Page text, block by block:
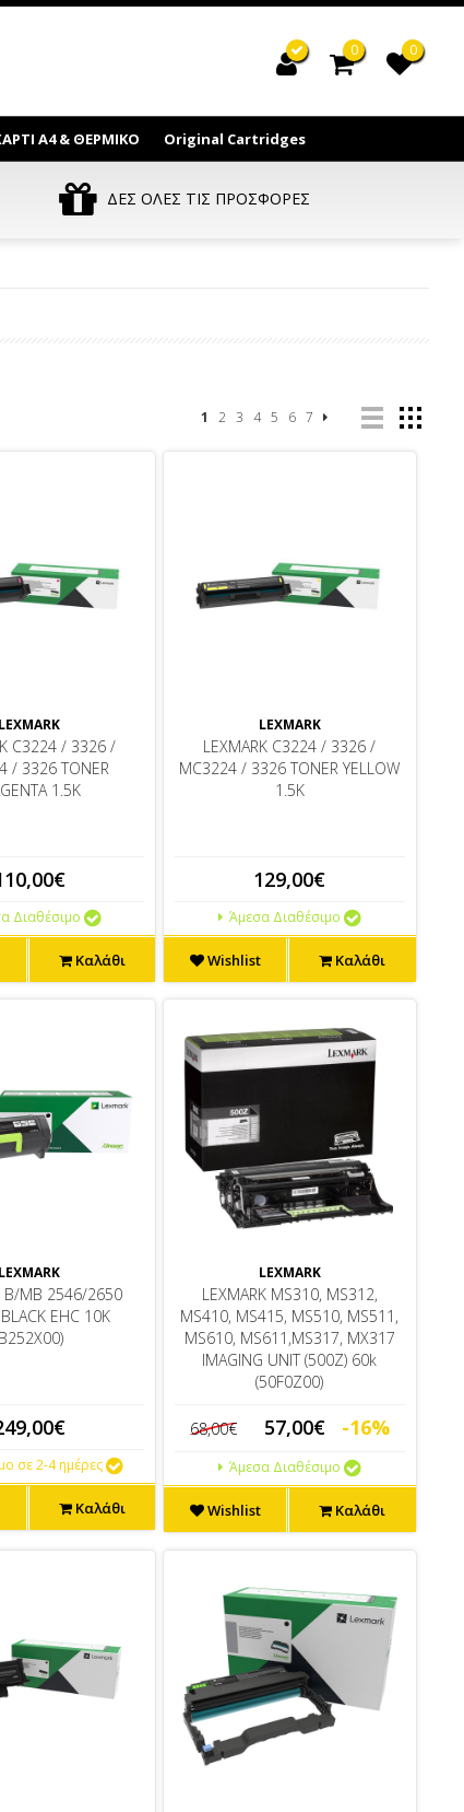
0 0
Α4 & ΘΕΡΜΙΚΟ Original Cartridges
ΔΕΣ ΟΛΕΣ ΤΙΣ ΠΡΟΣΦΟΡΕΣ
1 2 3 4 5 6 7
LEXMARK
C3224 / 3326 /
/ 3326 TONER
1.5K
Διαθέσιμο
Καλάθι
LEXMARK
LEXMARK C3224 / 3326 /
MC3224 / 3326 TONER YELLOW
1.5K
129,00€
Άμεσα Διαθέσιμο
Wishlist Καλάθι
LEXMARK
B/MB 2546/2650
EHC 10K
σε 2-4 ημέρες
Καλάθι
LEXMARK
LEXMARK MS310, MS312,
MS410, MS415, MS510, MS511,
MS610, MS611,MS317, MX317
IMAGING UNIT (500Z) 60k
(50F0Z00)
68,00€ 57,00€ -16%
Άμεσα Διαθέσιμο
Wishlist Καλάθι